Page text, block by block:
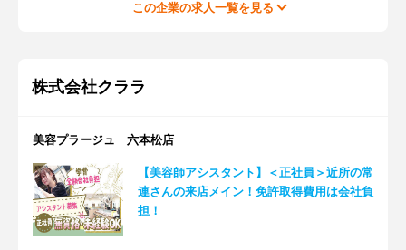
この企業の求人一覧を見る
株式会社クララ
美容プラージュ 六本松店
【美容師アシスタント】＜正社員＞近所の常
連さんの来店メイン！免許取得費用は会社負
担！